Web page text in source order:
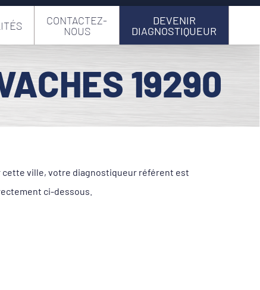
CONTACTEZ-
NOUS
DEVENIR
DIAGNOSTIQUEUR
19290
cette ville, votre diagnostiqueur référent est
ci-dessous.